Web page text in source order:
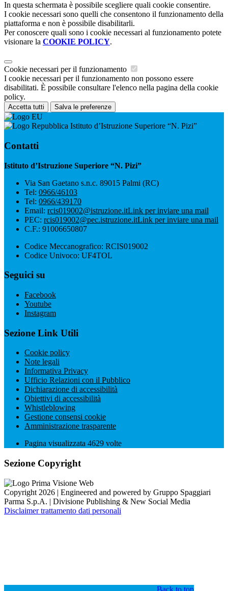
In questa schermata è possibile scegliere quali cookie consentire.
I cookie necessari sono quelli che consentono il funzionamento della
piattaforma e non è possibile disabilitarli.
Per conoscere quali sono i cookie necessari al funzionamento potete
visionare la COOKIE POLICY.
Cookie necessari per il funzionamento
I cookie necessari per il funzionamento non possono essere
disabilitati. È possibile consultare l'elenco nella pagina della cookie
policy.
Accetta tutti Salva le preferenze
Istituto d’Istruzione Superiore “N. Pizi”
Contatti
Istituto d’Istruzione Superiore “N. Pizi”
Via San Gaetano s.n.c. 89015 Palmi (RC)
Tel: 0966/46103
Tel: 0966/439170
Email: rcis019002@istruzione.itLink per inviare una mail
PEC: rcis019002@pec.istruzione.itLink per inviare una mail
C.F.: 91006650807
Codice Meccanografico: RCIS019002
Codice Univoco: UF4TOL
Seguici su
Facebook
Youtube
Instagram
Sezione Link Utili
Cookie policy
Note legali
Informativa Privacy
Ufficio Relazioni con il Pubblico
Dichiarazione di accessibilità
Obiettivi di accessibilità
Whistleblowing
Gestione consensi cookie
Amministrazione trasparente
Pagina visualizzata 4629 volte
Sezione Copyright
Copyright 2026 | Engineered and powered by Gruppo Spaggiari
Parma S.p.A. | Divisione Publishing & New Social Media
Disclaimer trattamento dati personali
Back to top